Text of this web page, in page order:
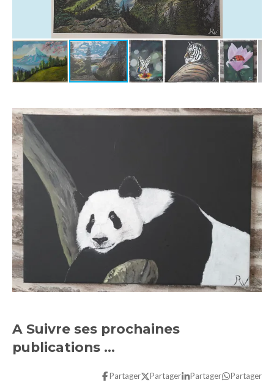
A Suivre ses prochaines
publications ...
Partager Partager Partager Partager